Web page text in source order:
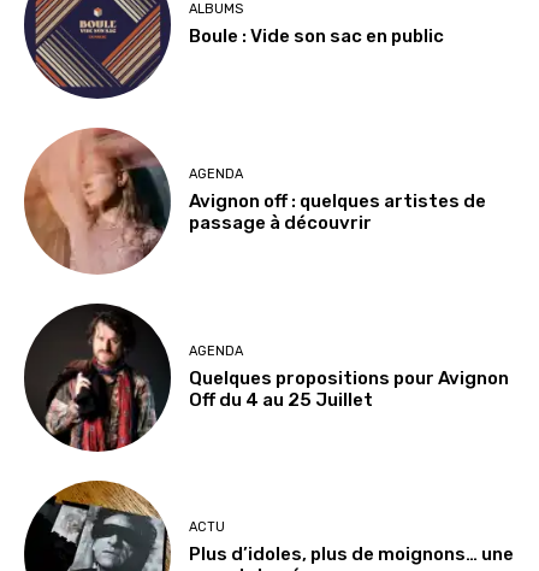
ALBUMS
Boule : Vide son sac en public
AGENDA
Avignon off : quelques artistes de
passage à découvrir
AGENDA
Quelques propositions pour Avignon
Off du 4 au 25 Juillet
ACTU
Plus d’idoles, plus de moignons… une